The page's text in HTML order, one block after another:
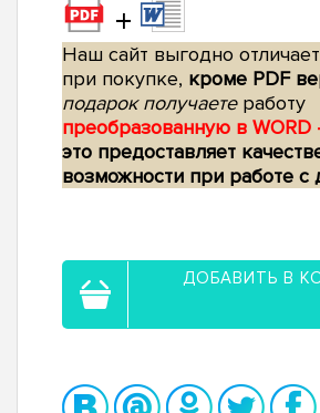
+
Наш сайт выгодно
при покупке, кроме PDF
подарок получаетеработу
преобразованную в WORD
это предоставляет
возможности при работе с
ДОБАВИТЬ В